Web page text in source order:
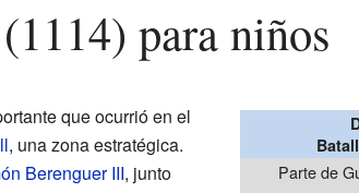
para niños
Parte de
que ocurrió en el
, una zona estratégica.
Berenguer III, junto